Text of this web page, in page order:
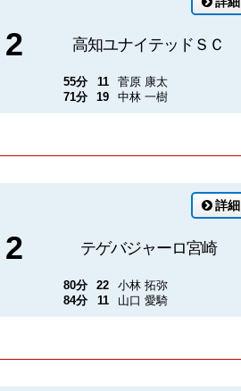
2 高知ユナイテッドＳＣ
55分 11
菅原 康太
71分
19 中林 一樹
詳細
2 テゲバジャーロ宮崎
80分 22
小林 拓弥
84分
11 山口 愛騎